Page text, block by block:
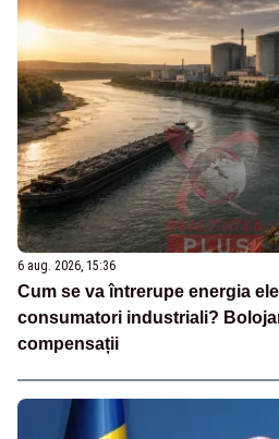
6 aug. 2026, 15:36
Cum se va întrerupe energia
consumatori industriali?
compensații